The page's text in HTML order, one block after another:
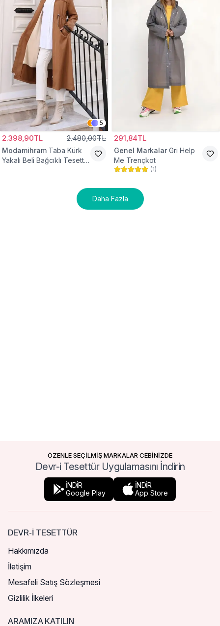
5
2.398,90TL 2.480,00TL
Modamihram Taba Kürk
Yakalı Beli Bağcıklı Tesettür
291,84TL
Genel Markalar Gri Help
Me Trençkot
(1)
Daha Fazla
ÖZENLE SEÇİLMİŞ MARKALAR CEBİNİZDE
Devr-i Tesettür Uygulamasını İndirin
İNDİR
Google Play
İNDİR
App Store
DEVR-I TESETTÜR
Hakkımızda
İletişim
Mesafeli Satış Sözleşmesi
Gizlilik İlkeleri
ARAMIZA KATILIN